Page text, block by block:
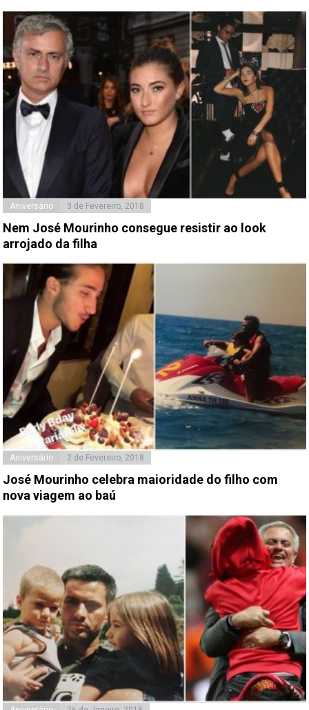
Aniversário 3 de Fevereiro, 2018
Nem José Mourinho consegue resistir ao look
arrojado da filha
Aniversário 2 de Fevereiro, 2018
José Mourinho celebra maioridade do filho com
nova viagem ao baú